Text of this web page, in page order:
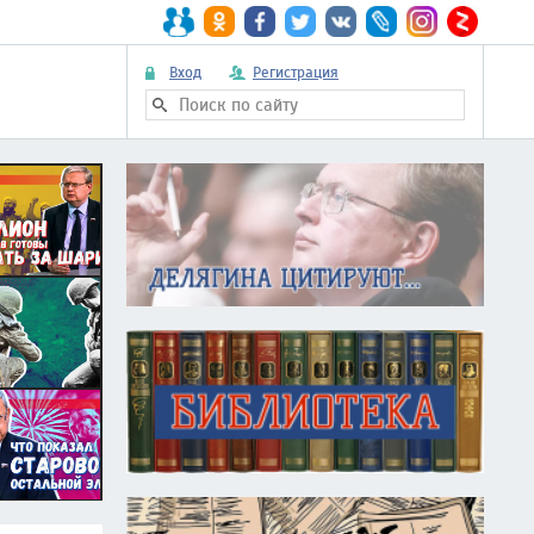
Вход Регистрация